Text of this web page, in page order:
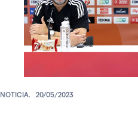
NOTICIA. 20/05/2023